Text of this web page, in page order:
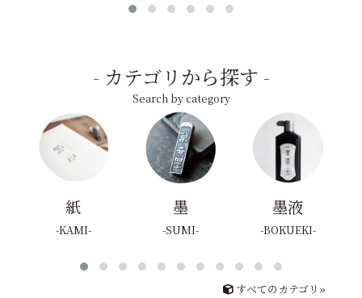
カテゴリから探す
Search by category
紙
KAMI
墨
SUMI
墨液
BOKUEKI
すべてのカテゴリ»